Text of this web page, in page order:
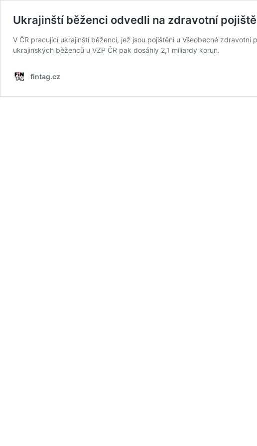
Ukrajinští běženci odvedli na zdravotní
V ČR pracující ukrajinští běženci, jež jsou pojištěni u Všeobecné
ukrajinských běženců u VZP ČR pak dosáhly 2,1 miliardy korun.
fintag.cz